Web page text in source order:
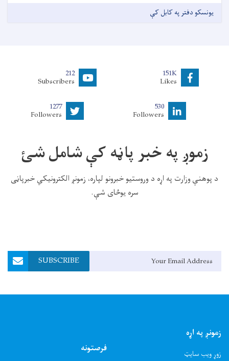
یونسکو دفتر په کابل کې
151K
Likes
212
Subscribers
530
Followers
1277
Followers
زموږ په خبر پاڼه کې شامل شئ
د پوهنې وزارت په اړه د وروستیو خبرونو لپاره، زمونږ الکترونیکي خبرپاڼی
سره یوځای شې.
Email Address
SUBSCRIBE
زمونږ په اړه
زوړ ویب سایټ
فرصتونه